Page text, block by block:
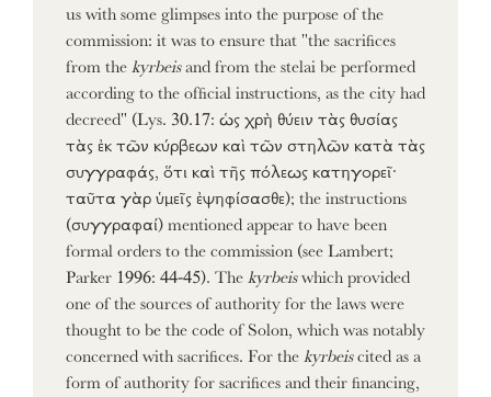
us with some glimpses into the purpose of the
commission: it was to ensure that "the sacrifices
from the kyrbeisand from the stelai be performed
according to the official instructions, as the city had
decreed" (Lys. 30.17: ὡς χρὴ θύειν τὰς θυσίας
τὰς ἐκ τῶν κύρβεων καὶ τῶν στηλῶν κατὰ τὰς
συγγραφάς, ὅτι καὶ τῆς πόλεως κατηγορεῖ·
ταῦτα γὰρ ὑμεῖς ἐψηφίσασθε); the instructions
(συγγραφαί) mentioned appear to have been
formal orders to the commission (see Lambert;
Parker 1996: 44-45). The kyrbeiswhich provided
one of the sources of authority for the laws were
thought to be the code of Solon, which was notably
concerned with sacrifices. For the kyrbeiscited as a
form of authority for sacrifices and their financing,